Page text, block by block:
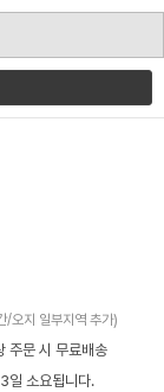
/오지 일부지역 추가)
주문 시 무료배송
일 소요됩니다.